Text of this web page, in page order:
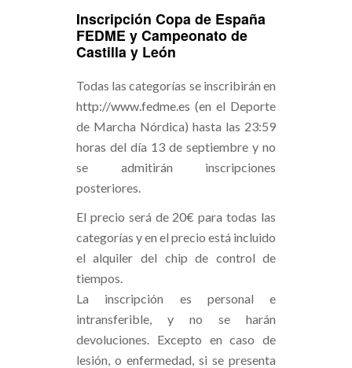
Inscripción Copa de España
FEDME y Campeonato de
Castilla y León
Todas las categorías se inscribirán en
http://www.fedme.es (en el Deporte
de Marcha Nórdica) hasta las 23:59
horas del día 13 de septiembre y no
se admitirán inscripciones
posteriores.
El precio será de 20€ para todas las
categorías y en el precio está incluido
el alquiler del chip de control de
tiempos.
La inscripción es personal e
intransferible, y no se harán
devoluciones. Excepto en caso de
lesión, o enfermedad, si se presenta